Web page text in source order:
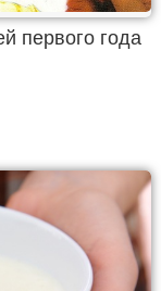
первого года